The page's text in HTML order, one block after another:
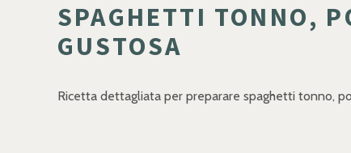
SPAGHETTI TONNO,
GUSTOSA
Ricetta dettagliata per preparare spaghetti tonno,